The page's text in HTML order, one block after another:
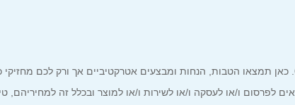
לפרסום ו/או לעסקה ו/או לשירות ו/או למוצר ובכלל זה